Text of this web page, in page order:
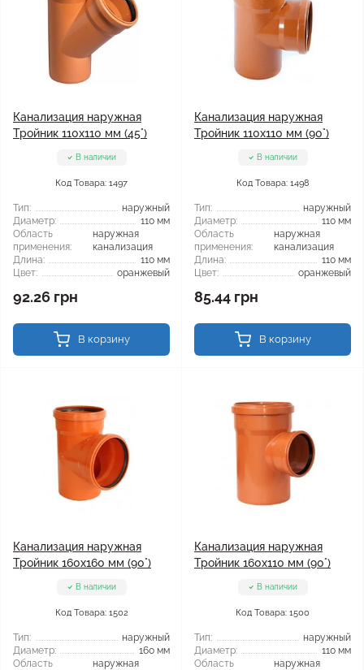
Канализация наружная
Тройник 110x110 мм (45°)
В наличии
Код Товара: 1497
Тип:
наружный
Диаметр:
110 мм
Область
применения:
наружная
канализация
Длина:
110 мм
Цвет:
оранжевый
92.26 грн
В корзину
Канализация наружная
Тройник 110x110 мм (90°)
В наличии
Код Товара: 1498
Тип:
наружный
Диаметр:
110 мм
Область
применения:
наружная
канализация
Длина:
110 мм
Цвет:
оранжевый
85.44 грн
В корзину
Канализация наружная
Тройник 160x160 мм (90°)
В наличии
Код Товара: 1502
Тип:
наружный
Диаметр:
160 мм
Область
наружная
Канализация наружная
Тройник 160x110 мм (90°)
В наличии
Код Товара: 1500
Тип:
наружный
Диаметр:
110 мм
Область
наружная